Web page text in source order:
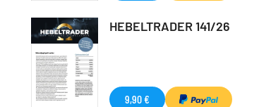
HEBELTRADER 141/26
9,90 €